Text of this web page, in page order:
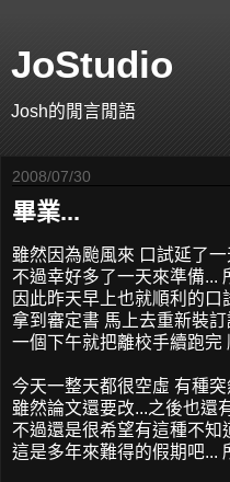
JoStudio
Josh的閒言閒語
2008/07/30
畢業...
雖然因為颱風來 口試延了一
不過幸好多了一天來準備...
因此昨天早上也就順利的口
拿到審定書 馬上去重新裝訂
一個下午就把離校手續跑完
今天一整天都很空虛 有種
雖然論文還要改...之後也還
不過還是很希望有這種不知
這是多年來難得的假期吧...